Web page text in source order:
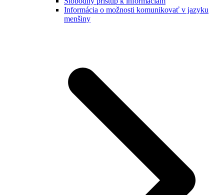
Informácia o možnosti komunikovať v jazyku
menšiny